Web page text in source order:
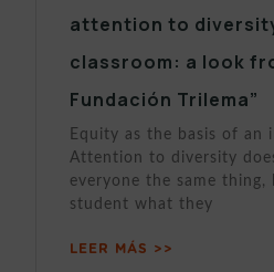
attention to
classroom: a look
Fundación Trilema”
Equity as the basis of an
Attention to diversity
everyone the same
student what they
LEER MÁS >>